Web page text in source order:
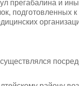
прегабалина и
подготовленных